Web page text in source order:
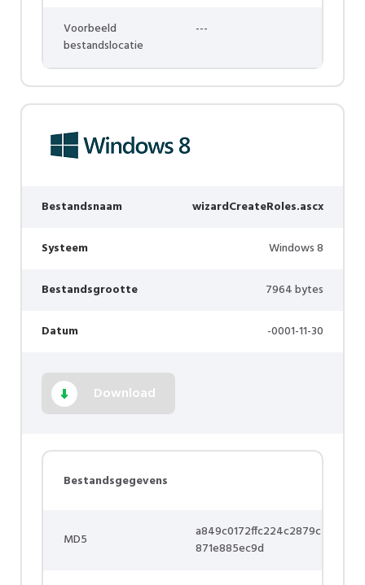
Voorbeeld
bestandslocatie
---
Bestandsnaam wizardCreateRoles.ascx
Systeem Windows 8
Bestandsgrootte 7964 bytes
Datum -0001-11-30
Download
Bestandsgegevens
MD5
a849c0172ffc224c2879c
871e885ec9d